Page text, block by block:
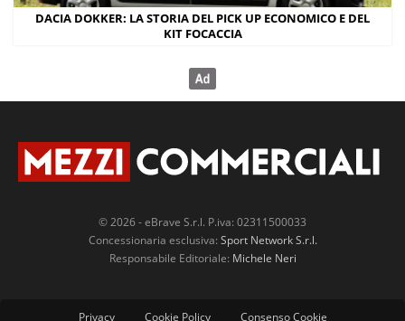
DACIA DOKKER: LA STORIA DEL PICK UP ECONOMICO E DEL
KIT FOCACCIA
© 2026 - eBrave S.r.l. P.iva: 02311500033
Concessionaria esclusiva: Sport Network S.r.l.
Responsabile Editoriale: Michele Neri
Privacy Cookie Policy Consenso Cookie